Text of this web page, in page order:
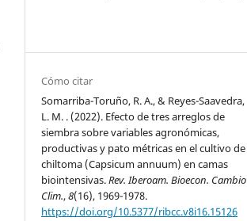
Cómo citar
Somarriba-Toruño, R. A., & Reyes-Saavedra,
L. M. . (2022). Efecto de tres arreglos de
siembra sobre variables agronómicas,
productivas y pato métricas en el cultivo de
chiltoma (Capsicum annuum) en camas
biointensivas.Rev. Iberoam. Bioecon. Cambio
Clim.,8(16), 1969-1978.
https://doi.org/10.5377/ribcc.v8i16.15126